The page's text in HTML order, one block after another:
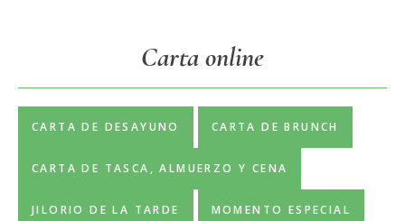
Carta online
CARTA DE DESAYUNO CARTA DE BRUNCH
CARTA DE TASCA, ALMUERZO Y CENA
JILORIO DE LA TARDE MOMENTO ESPECIAL